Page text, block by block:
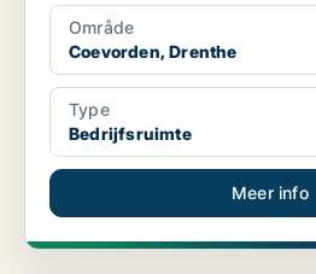
Område
Coevorden, Drenthe
Type
Bedrijfsruimte
Meer info